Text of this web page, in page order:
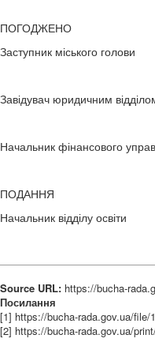
ПОГОДЖЕНО
Заступник
Завідувач
Начальник
ПОДАННЯ
Начальник
Source URL: https://bucha-
Посилання
[1] https://bucha-rada.gov.ua/file/
[2] https://bucha-rada.gov.ua/